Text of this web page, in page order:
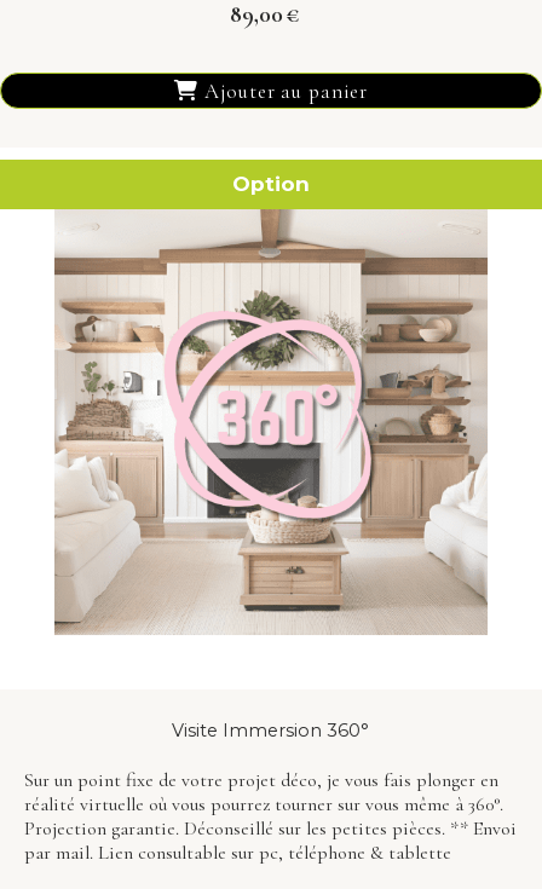
89,00€
Ajouter au panier
Visite Immersion 360°
Sur un point fixe de votre projet déco, je vous fais plonger en
réalité virtuelle où vous pourrez tourner sur vous même à 360°.
Projection garantie. Déconseillé sur les petites pièces. ** Envoi
par mail. Lien consultable sur pc, téléphone & tablette
Option